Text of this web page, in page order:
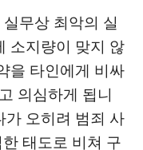
무상 최악의 실
소지량이 맞지 않
을 타인에게 비싸
의심하게 됩니
가 오히려 범죄 사
태도로 비쳐 구